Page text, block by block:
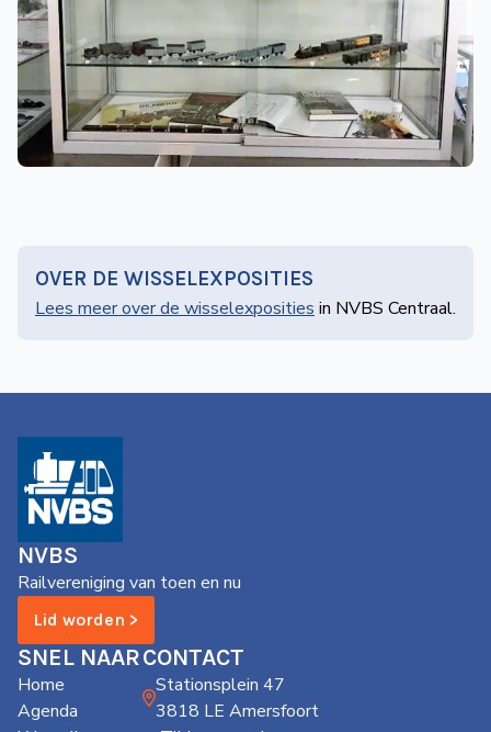
OVER DE WISSELEXPOSITIES
Lees meer over de wisselexposities in NVBS Centraal.
NVBS
Railvereniging van toen en nu
Lid worden >
SNEL NAAR
Home
Agenda
CONTACT
Stationsplein 47
3818 LE Amersfoort